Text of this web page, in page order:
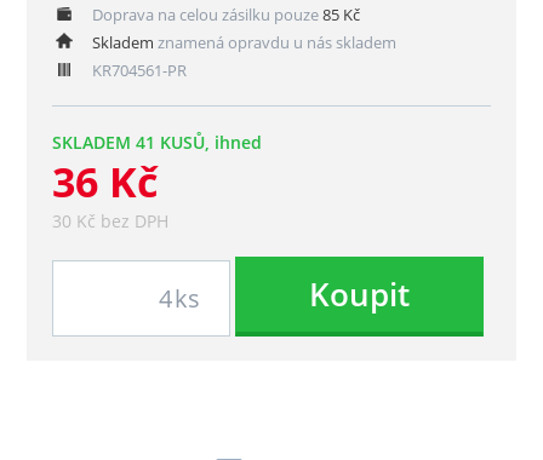
Doprava na celou zásilku pouze85 Kč
Skladem znamená opravdu u nás skladem
KR704561-PR
SKLADEM 41 KUSŮ, ihned
36 Kč
30 Kč bez DPH
ks Koupit